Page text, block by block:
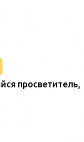
просветитель,